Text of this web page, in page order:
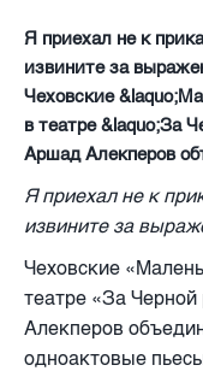
Я приехал не к
извините за
Чеховские
в театре &laquo;За
Аршад Алекперов
Я приехал не к
извините за
Чеховские
театре «За
Алекперов
одноактовые